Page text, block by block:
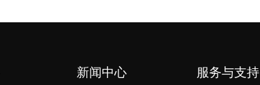
新闻中心 服务与支持